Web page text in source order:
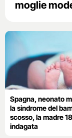
moglie
Spagna, neonato
la sindrome del
scosso, la madre
indagata